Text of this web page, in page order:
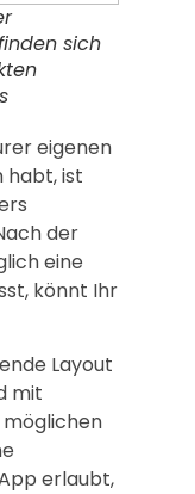
sich
eigenen
habt, ist
der
eine
könnt Ihr
Layout
mit
erlaubt,